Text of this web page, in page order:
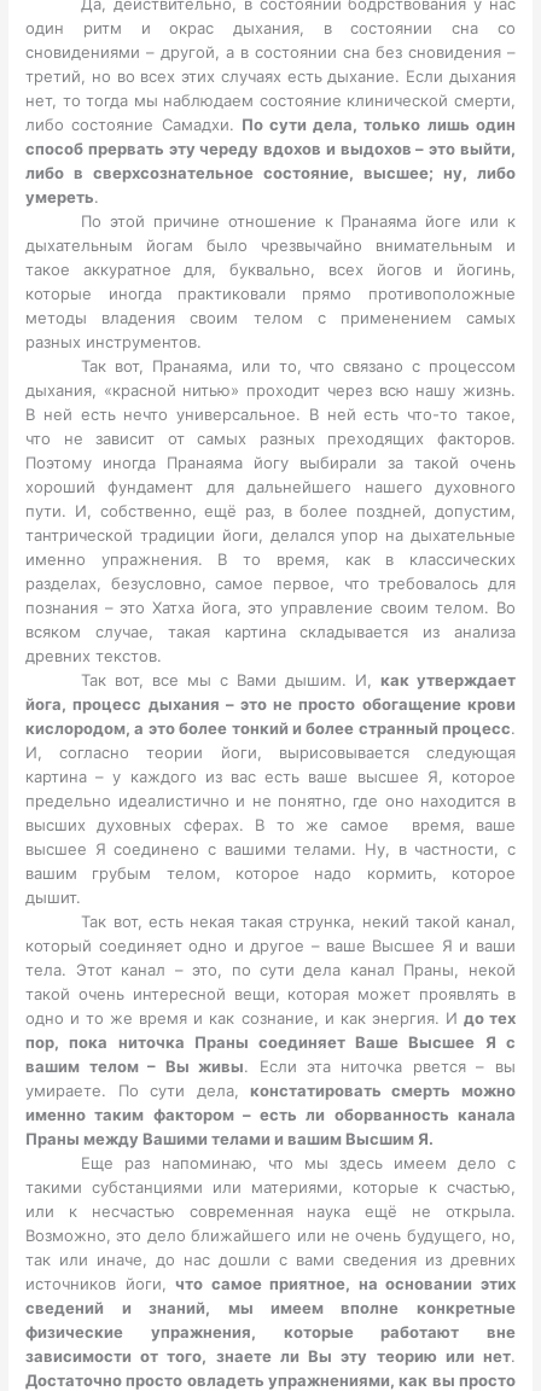
один ритм и окрас дыхания, в состоянии сна со
сновидениями – другой, а в состоянии сна без сновидения –
третий, но во всех этих случаях есть дыхание. Если дыхания
нет, то тогда мы наблюдаем состояние клинической смерти,
либо состояние Самадхи. По сути дела, только лишь один
способ прервать эту череду вдохов и выдохов – это выйти,
либо в сверхсознательное состояние, высшее; ну, либо
умереть.
По этой причине отношение к Пранаяма йоге или к
дыхательным йогам было чрезвычайно внимательным и
такое аккуратное для, буквально, всех йогов и йогинь,
которые иногда практиковали прямо противоположные
методы владения своим телом с применением самых
разных инструментов.
Так вот, Пранаяма, или то, что связано с процессом
дыхания, «красной нитью» проходит через всю нашу жизнь.
В ней есть нечто универсальное. В ней есть что-то такое,
что не зависит от самых разных преходящих факторов.
Поэтому иногда Пранаяма йогу выбирали за такой очень
хороший фундамент для дальнейшего нашего духовного
пути. И, собственно, ещё раз, в более поздней, допустим,
тантрической традиции йоги, делался упор на дыхательные
именно упражнения. В то время, как в классических
разделах, безусловно, самое первое, что требовалось для
познания – это Хатха йога, это управление своим телом. Во
всяком случае, такая картина складывается из анализа
древних текстов.
Так вот, все мы с Вами дышим. И, как утверждает
йога, процесс дыхания – это не просто обогащение крови
кислородом, а это более тонкий и более странный процесс.
И, согласно теории йоги, вырисовывается следующая
картина – у каждого из вас есть ваше высшее Я, которое
предельно идеалистично и не понятно, где оно находится в
высших духовных сферах. В то же самое время, ваше
высшее Я соединено с вашими телами. Ну, в частности, с
вашим грубым телом, которое надо кормить, которое
дышит.
Так вот, есть некая такая струнка, некий такой канал,
который соединяет одно и другое – ваше Высшее Я и ваши
тела. Этот канал – это, по сути дела канал Праны, некой
такой очень интересной вещи, которая может проявлять в
одно и то же время и как сознание, и как энергия. И до тех
пор, пока ниточка Праны соединяет Ваше Высшее Я с
вашим телом – Вы живы. Если эта ниточка рвется – вы
умираете. По сути дела, констатировать смерть можно
именно таким фактором – есть ли оборванность канала
Праны между Вашими телами и вашим Высшим Я.
Еще раз напоминаю, что мы здесь имеем дело с
такими субстанциями или материями, которые к счастью,
или к несчастью современная наука ещё не открыла.
Возможно, это дело ближайшего или не очень будущего, но,
так или иначе, до нас дошли с вами сведения из древних
источников йоги,что самое приятное, на основании этих
сведений и знаний, мы имеем вполне конкретные
физические упражнения, которые работают вне
зависимости от того, знаете ли Вы эту теорию или нет.
Достаточно просто овладеть упражнениями, как вы просто